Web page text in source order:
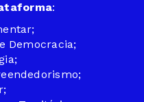
:
Democracia;